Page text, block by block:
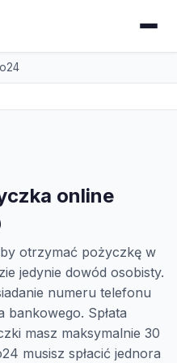
online
otrzymać pożyczkę w
jedynie dowód osobisty.
numeru telefonu
Spłata
masz maksymalnie 30
musisz spłacić jednora